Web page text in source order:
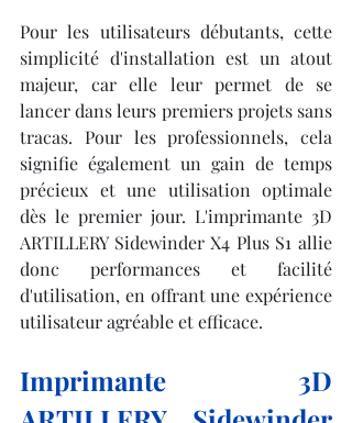
Pour les utilisateurs débutants, cette
simplicité d'installation est un atout
majeur, car elle leur permet de se
lancer dans leurs premiers projets sans
tracas. Pour les professionnels, cela
signifie également un gain de temps
précieux et une utilisation optimale
dès le premier jour. L'imprimante 3D
ARTILLERY Sidewinder X4 Plus S1 allie
donc performances et facilité
d'utilisation, en offrant une expérience
utilisateur agréable et efficace.
Imprimante 3D